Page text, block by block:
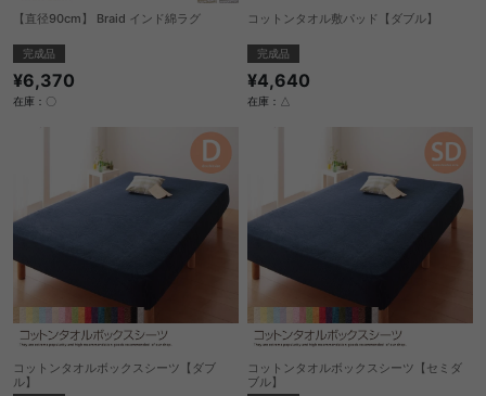
【直径90cm】 Braid インド綿ラグ
完成品
¥6,370
在庫：〇
コットンタオル敷パッド【ダブル】
完成品
¥4,640
在庫：△
コットンタオルボックスシーツ【ダブ
ル】
コットンタオルボックスシーツ【セミダ
ブル】